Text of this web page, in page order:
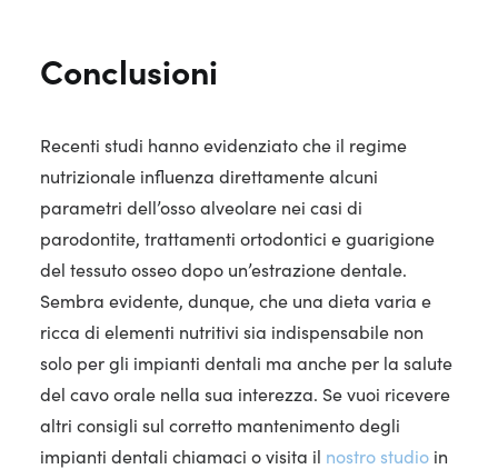
Conclusioni
Recenti studi hanno evidenziato che il regime
nutrizionale influenza direttamente alcuni
parametri dell’osso alveolare nei casi di
parodontite, trattamenti ortodontici e guarigione
del tessuto osseo dopo un’estrazione dentale.
Sembra evidente, dunque, che una dieta varia e
ricca di elementi nutritivi sia indispensabile non
solo per gli impianti dentali ma anche per la salute
del cavo orale nella sua interezza. Se vuoi ricevere
altri consigli sul corretto mantenimento degli
impianti dentali chiamaci o visita il nostro studio in